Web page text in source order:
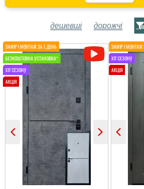
дешевші дорожчі